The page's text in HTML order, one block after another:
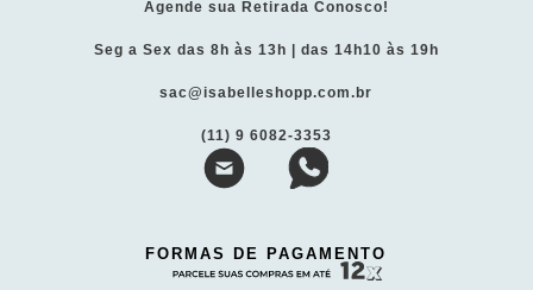
Agende sua Retirada Conosco!
Seg a Sex das 8h às 13h | das 14h10 às 19h
sac@isabelleshopp.com.br
(11) 9 6082-3353
FORMAS DE PAGAMENTO